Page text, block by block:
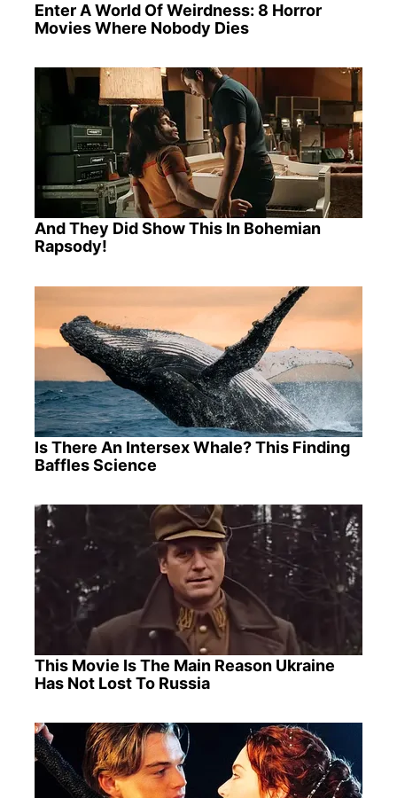
Enter A World Of Weirdness: 8 Horror
Movies Where Nobody Dies
And They Did Show This In Bohemian
Rapsody!
Is There An Intersex Whale? This Finding
Baffles Science
This Movie Is The Main Reason Ukraine
Has Not Lost To Russia